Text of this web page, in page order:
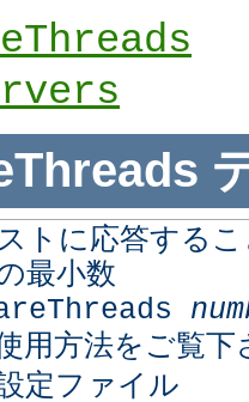
トに応答する
最小数
用方法をご覧下
定ファイル